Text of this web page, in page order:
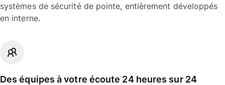
systèmes de sécurité de pointe, entièrement développés
en interne.
Des équipes à votre écoute 24 heures sur 24